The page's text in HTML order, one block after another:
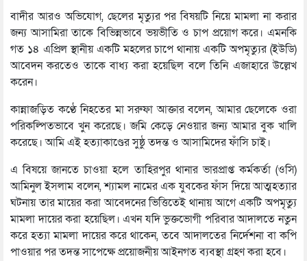
বাদীর আরও অভিযোগ, ছেলের মৃত্যুর পর বিষয়টি নিয়ে মামলা না করার
জন্য আসামিরা তাকে বিভিন্নভাবে ভয়ভীতি ও চাপ প্রয়োগ করে। এমনকি
গত ১৪ এপ্রিল স্থানীয় একটি মহলের চাপে থানায় একটি অপমৃত্যুর (ইউডি)
আবেদন করতেও তাকে বাধ্য করা হয়েছিল বলে তিনি এজাহারে উল্লেখ
করেন।
কান্নাজড়িত কণ্ঠে নিহতের মা সরুফা আক্তার বলেন, আমার ছেলেকে ওরা
পরিকল্পিতভাবে খুন করেছে। জমি কেড়ে নেওয়ার জন্য আমার বুক খালি
করেছে। আমি এই হত্যাকাণ্ডের সুষ্ঠু তদন্ত ও আসামিদের ফাঁসি চাই।
এ বিষয়ে জানতে চাওয়া হলে তাহিরপুর থানার ভারপ্রাপ্ত কর্মকর্তা (ওসি)
আমিনুল ইসলাম বলেন, শ্যামল নামের এক যুবকের ফাঁস দিয়ে আত্মহত্যার
ঘটনায় তার মায়ের করা আবেদনের ভিত্তিতেই থানায় আগে একটি অপমৃত্যু
মামলা দায়ের করা হয়েছিল। এখন যদি ভুক্তভোগী পরিবার আদালতে নতুন
করে হত্যা মামলা দায়ের করে থাকেন, তবে আদালতের নির্দেশনা বা কপি
পাওয়ার পর তদন্ত সাপেক্ষে প্রয়োজনীয় আইনগত ব্যবস্থা গ্রহণ করা হবে।